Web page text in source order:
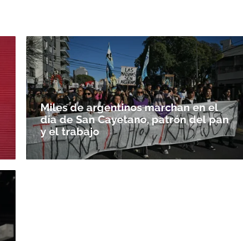
Miles de argentinos marchan en el
día de San Cayetano, patrón del pan
y el trabajo